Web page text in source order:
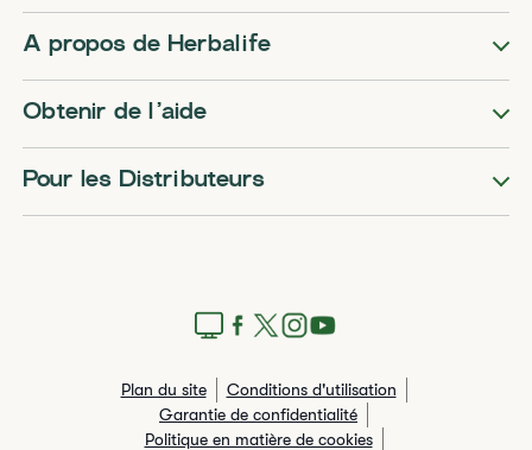
A propos de Herbalife
Obtenir de l’aide
Pour les Distributeurs
Plan du site
Conditions d'utilisation
Garantie de confidentialité
Politique en matière de cookies